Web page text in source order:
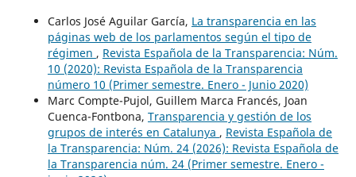
Carlos José Aguilar García, La transparencia en las
páginas web de los parlamentos según el tipo de
régimen , Revista Española de la Transparencia: Núm.
10 (2020): Revista Española de la Transparencia
número 10 (Primer semestre. Enero - Junio 2020)
Marc Compte-Pujol, Guillem Marca Francés, Joan
Cuenca-Fontbona, Transparencia y gestión de los
grupos de interés en Catalunya , Revista Española de
la Transparencia: Núm. 24 (2026): Revista Española de
la Transparencia núm. 24 (Primer semestre. Enero -